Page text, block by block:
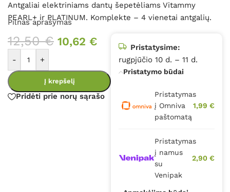
Antgaliai elektriniams dantų šepetėliams Vitammy
PEARL+ ir PLATINUM. Komplekte – 4 vienetai antgalių.
Pilnas aprašymas
12,50€ 10,62 €
- +
Į krepšelį
Pridėti prie norų sąrašo
Pristatysime:
rugpjūčio 10 d. – 11 d.
Pristatymo būdai
Pristatymas
į Omniva
paštomatą
1,99 €
Pristatymas
į namus
su
Venipak
2,90 €